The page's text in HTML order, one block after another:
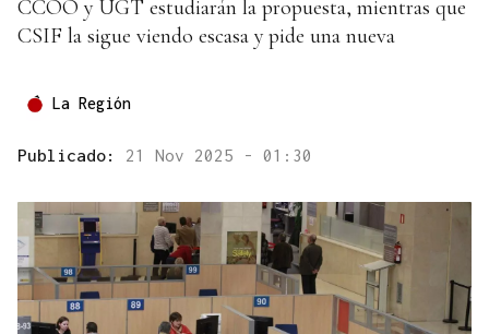
CCOO y UGT estudiarán la propuesta, mientras que
CSIF la sigue viendo escasa y pide una nueva
La Región
Publicado: 21 Nov 2025 - 01:30